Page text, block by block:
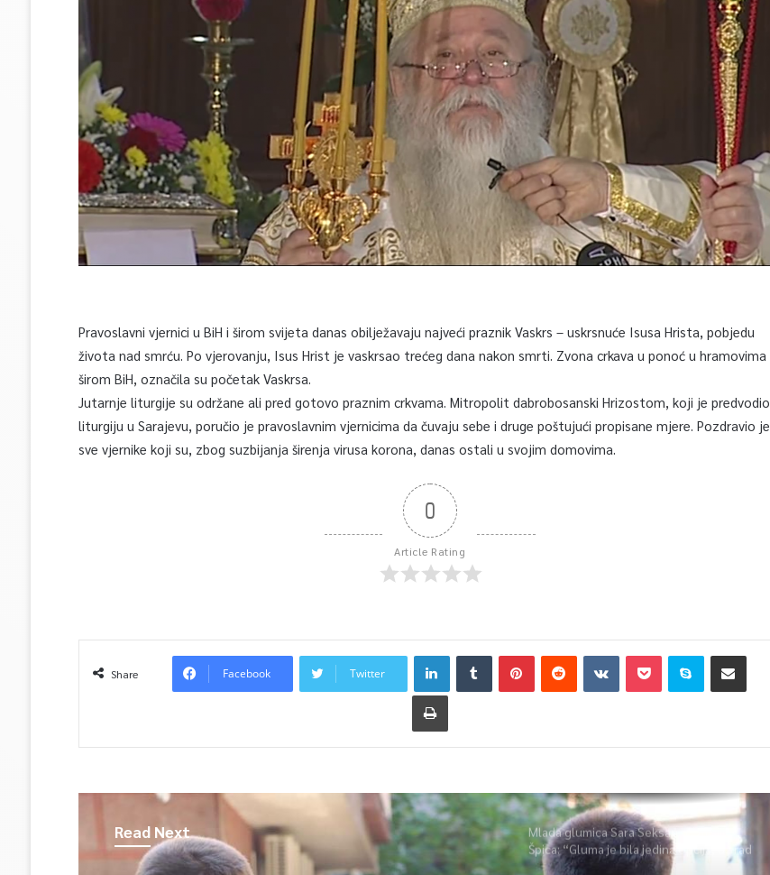
Pravoslavni vjernici u BiH i širom svijeta danas obilježavaju najveći praznik Vaskrs – uskrsnuće Isusa Hrista, pobjedu
života nad smrću. Po vjerovanju, Isus Hrist je vaskrsao trećeg dana nakon smrti. Zvona crkava u ponoć u hramovima
širom BiH, označila su početak Vaskrsa.
Jutarnje liturgije su održane ali pred gotovo praznim crkvama. Mitropolit dabrobosanski Hrizostom, koji je predvodio
liturgiju u Sarajevu, poručio je pravoslavnim vjernicima da čuvaju sebe i druge poštujući propisane mjere. Pozdravio je
sve vjernike koji su, zbog suzbijanja širenja virusa korona, danas ostali u svojim domovima.
0
Article Rating
Share Facebook Twitter
Read Next
Mlada glumica Sara Seksan u emisiji
Špica: “Gluma je bila jedina opcija, uz rad
i disciplinu sve je moguće”